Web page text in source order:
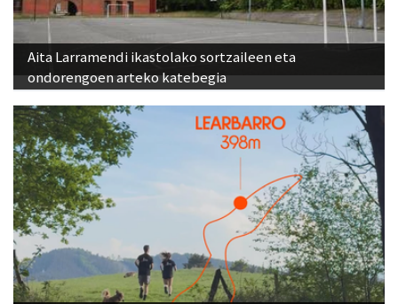
Aita Larramendi ikastolako sortzaileen eta
ondorengoen arteko katebegia